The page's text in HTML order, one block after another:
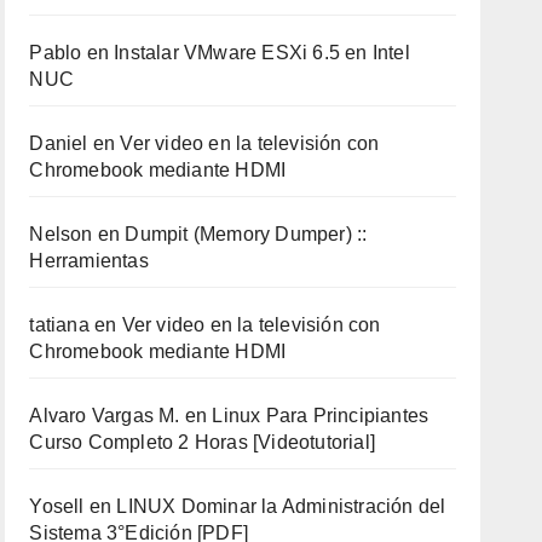
Pablo en Instalar VMware ESXi 6.5 en Intel
NUC
Daniel enVer video en la televisión con
Chromebook mediante HDMI
Nelson en Dumpit (Memory Dumper) ::
Herramientas
tatiana en Ver video en la televisión con
Chromebook mediante HDMI
Alvaro Vargas M. en Linux Para Principiantes
Curso Completo 2 Horas [Videotutorial]
Yosell en LINUX Dominar la Administración del
Sistema 3°Edición [PDF]